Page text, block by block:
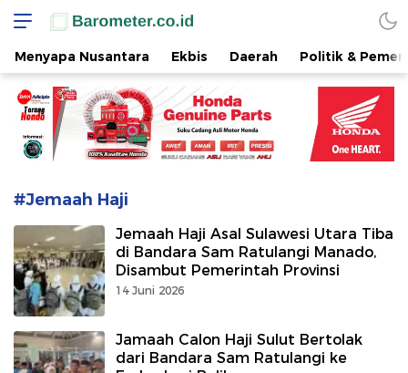
www.barometer.co.id
Berita Terkini di Sulawesi Utara
Menyapa Nusantara Ekbis Daerah Politik &
#Jemaah Haji
Jemaah Haji Asal Sulawesi Utara Tiba
di Bandara Sam Ratulangi Manado,
Disambut Pemerintah Provinsi
14 Juni 2026
Jamaah Calon Haji Sulut Bertolak
dari Bandara Sam Ratulangi ke